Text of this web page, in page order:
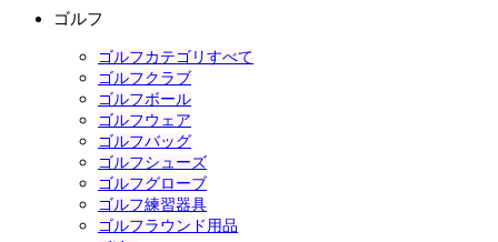
ゴルフ
ゴルフカテゴリすべて
ゴルフクラブ
ゴルフボール
ゴルフウェア
ゴルフバッグ
ゴルフシューズ
ゴルフグローブ
ゴルフ練習器具
ゴルフラウンド用品